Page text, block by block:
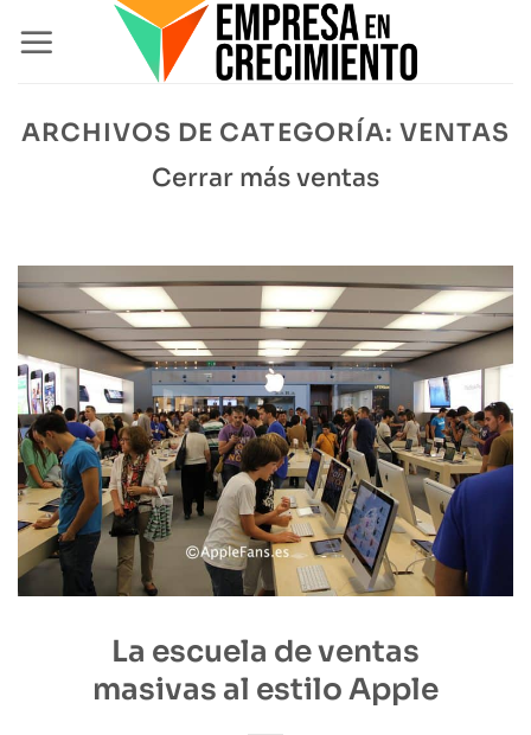
ARCHIVOS DE CATEGORÍA: VENTAS
Cerrar más ventas
La escuela de ventas
masivas al estilo Apple